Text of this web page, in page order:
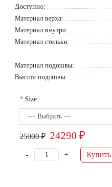
Доступно:
Материал верха:
Материал внутри:
Материал стельки:
Материал подошвы:
Высота подошвы:
Size:
25000 ₽ 24290 ₽
+
- Купить